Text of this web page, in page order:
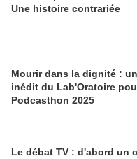
Une histoire contrariée
Mourir dans la dignité :
inédit du Lab'Oratoire
Podcasthon 2025
Le débat TV : d'abord un